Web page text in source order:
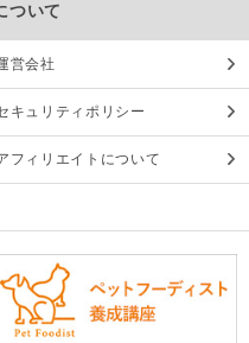
ついて
営会社
キュリティポリシー
フィリエイトについて